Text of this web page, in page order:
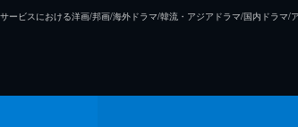
ビスにおける洋画/邦画/海外ドラマ/韓流・アジアドラマ/国内ドラマ/